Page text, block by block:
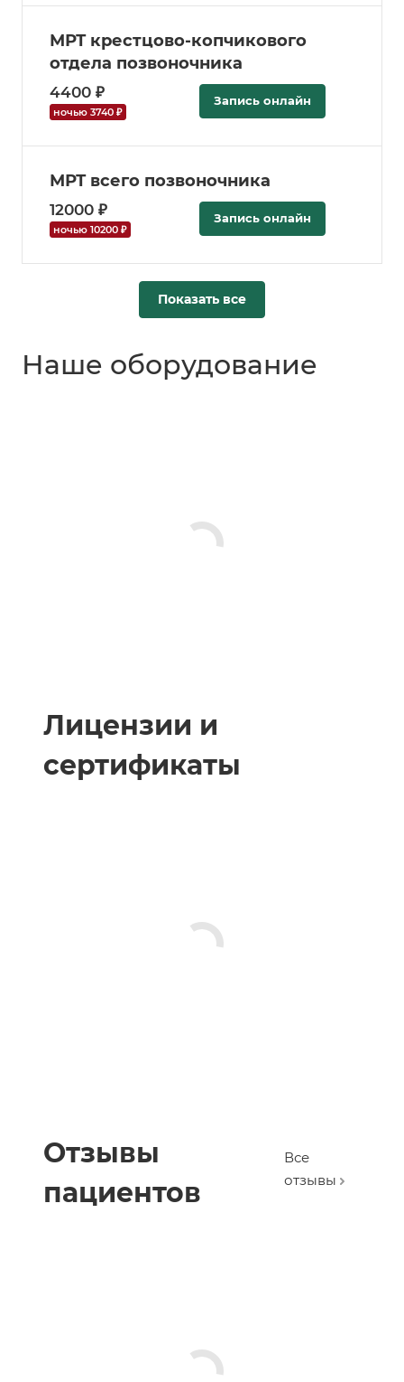
МРТ крестцово-копчикового
отдела позвоночника
4400 ₽
ночью 3740 ₽
Запись онлайн
МРТ всего позвоночника
12000 ₽
ночью 10200 ₽
Запись онлайн
Показать все
Наше оборудование
Лицензии и
сертификаты
Отзывы
пациентов
Все
отзывы